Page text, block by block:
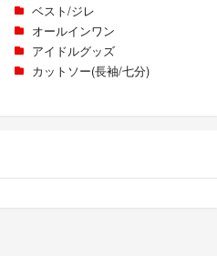
ベスト/ジレ
オールインワン
アイドルグッズ
カットソー(長袖/七分)